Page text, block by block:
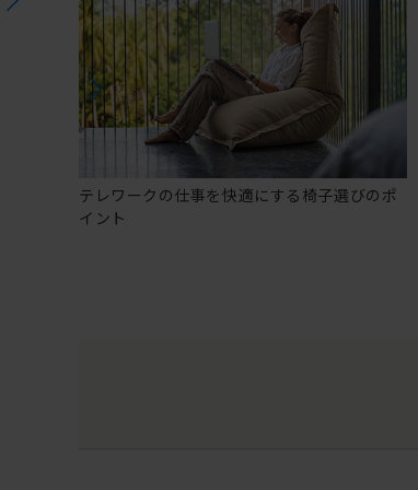
テレワークの仕事を快適にする椅子選びのポ
イント